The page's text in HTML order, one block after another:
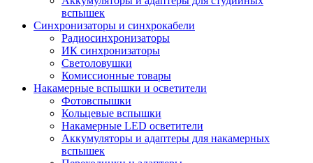
вспышек
Синхронизаторы и синхрокабели
Радиосинхронизаторы
ИК синхронизаторы
Светоловушки
Комиссионные товары
Накамерные вспышки и осветители
Фотовспышки
Кольцевые вспышки
Накамерные LED осветители
Аккумуляторы и адаптеры для накамерных
вспышек